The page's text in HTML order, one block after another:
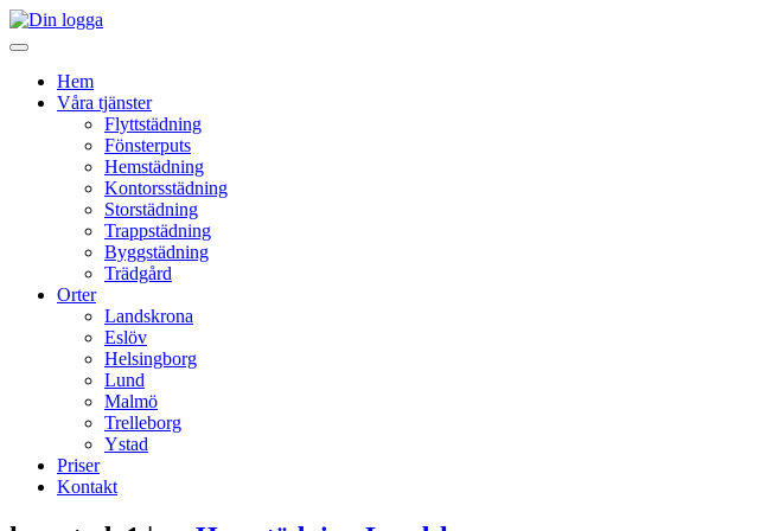
Hem
Våra tjänster
Flyttstädning
Fönsterputs
Hemstädning
Kontorsstädning
Storstädning
Trappstädning
Byggstädning
Trädgård
Orter
Landskrona
Eslöv
Helsingborg
Lund
Malmö
Trelleborg
Ystad
Priser
Kontakt